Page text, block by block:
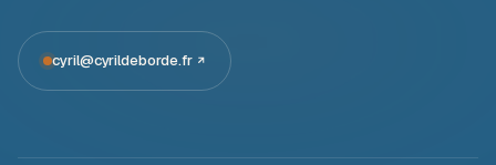
cyril@cyrildeborde.fr